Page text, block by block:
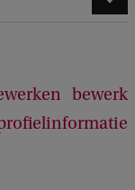
bewerk
k